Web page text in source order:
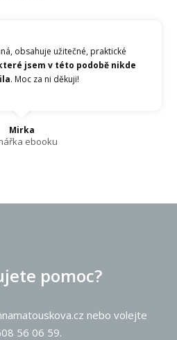
obsahuje užitečné, praktické
jsem v této podobě nikde
. Moc za ni děkuji!
Mirka
ebooku
pomoc?
nebo volejte
56 06 59.